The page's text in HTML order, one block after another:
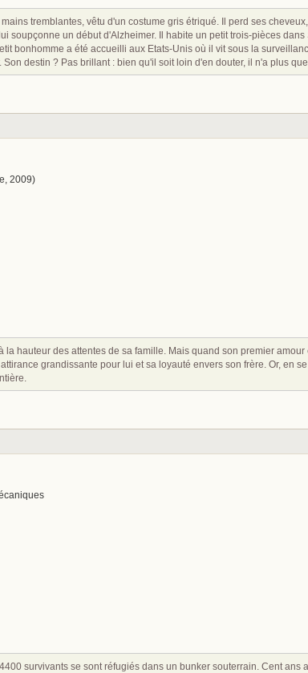
tremblantes, vêtu d'un costume gris étriqué. Il perd ses
soupçonne un début d'Alzheimer. Il habite un petit trois-pièces
bonhomme a été accueilli aux Etats-Unis où il vit sous la
destin ? Pas brillant : bien qu'il soit loin d'en douter, il n'a plus
2009)
la hauteur des attentes de sa famille. Mais quand son premier
grandissante pour lui et sa loyauté envers son frère. Or, en
survivants se sont réfugiés dans un bunker souterrain. Cent